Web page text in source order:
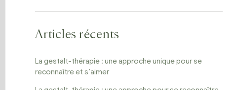
Articles récents
La gestalt-thérapie : une approche unique pour se
reconnaître et s’aimer